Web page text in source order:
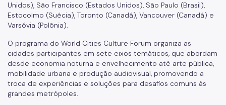
Unidos), São Francisco (Estados Unidos), São Paulo (Brasil),
Estocolmo (Suécia), Toronto (Canadá), Vancouver (Canadá) e
Varsóvia (Polônia).
O programa do World Cities Culture Forum organiza as
cidades participantes em sete eixos temáticos, que abordam
desde economia noturna e envelhecimento até arte pública,
mobilidade urbana e produção audiovisual, promovendo a
troca de experiências e soluções para desafios comuns às
grandes metrópoles.